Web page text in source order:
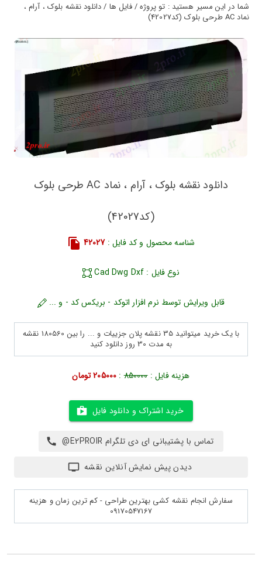
شما در این مسیر هستید : تو پروژه / فایل ها / دانلود نقشه بلوک ، آرام ،
نماد AC طرحی بلوک (کد42027)
دانلود نقشه بلوک ، آرام ، نماد AC طرحی بلوک
(کد42027)
شناسه محصول و کد فایل :42027
نوع فایل : Cad Dwg Dxf
قابل ویرایش توسط نرم افزار اتوکد - بریکس کد - و ...
با یک خرید میتوانید 35 نقشه پلان جزییات و ... را بین 180560 نقشه
به مدت 30 روز دانلود کنید
هزینه فایل :850000
: 205000 تومان
خرید اشتراک و دانلود فایل
تماس با پشتیبانی ای دی تلگرام E2PROIR@
دیدن پیش نمایش آنلاین نقشه
سفارش انجام نقشه کشی بهترین طراحی - کم ترین زمان و هزینه
09170547167